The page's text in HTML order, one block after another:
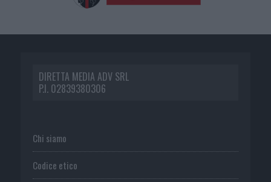
DIRETTA MEDIA ADV SRL
P.I. 02839380306
Chi siamo
Codice etico